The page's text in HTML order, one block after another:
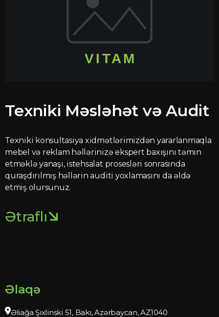
Texniki Məsləhət və Audit
Texniki konsultasiya xidmətlərimizdən yararlanmaqla
mebel və reklam həllərinizə ekspert baxışını təmin
etməklə yanaşı, istehsalat prosesləri sonrasında
quraşdırılmış həllərin auditi yoxlamasını da əldə
etmiş olursunuz.
Ətraflı
Əlaqə
Əliağa Şıxlinski 51, Bakı, Azərbaycan, AZ1040